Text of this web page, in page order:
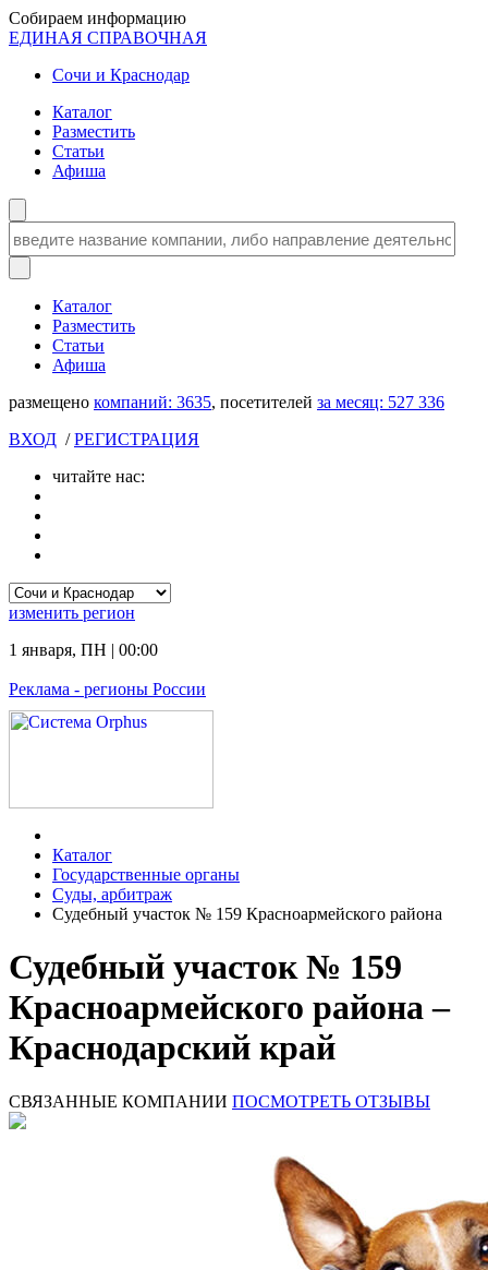
Собираем информацию
ЕДИНАЯ СПРАВОЧНАЯ
Сочи и Краснодар
Каталог
Разместить
Статьи
Афиша
Каталог
Разместить
Статьи
Афиша
размещено компаний: 3635, посетителей за месяц: 527 336
ВХОД /РЕГИСТРАЦИЯ
читайте нас:
изменить регион
1 января, ПН | 00:00
Реклама - регионы России
Каталог
Государственные органы
Суды, арбитраж
Судебный участок № 159 Красноармейского района
Судебный участок № 159
Красноармейского района –
Краснодарский край
СВЯЗАННЫЕ КОМПАНИИ ПОСМОТРЕТЬ ОТЗЫВЫ